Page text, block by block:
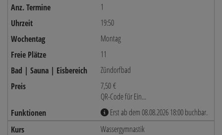
1
19:50
Montag
11
Zündorfbad
7,50 €
QR-Code für Ein...
Erst ab dem 08.08.2026 18:00 buchbar.
Wassergymnastik